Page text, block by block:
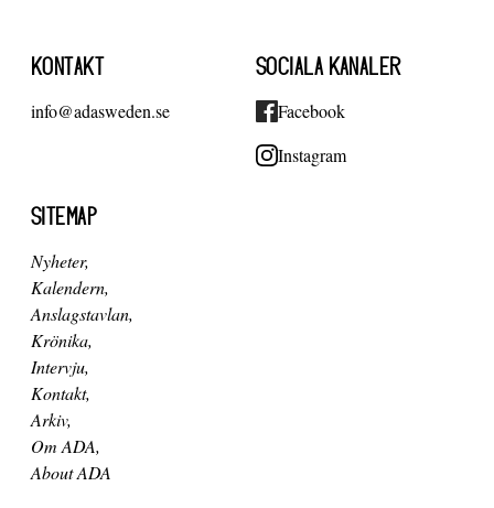
KONTAKT
info@adasweden.se
SOCIALA KANALER
Facebook
Instagram
SITEMAP
Nyheter
Kalendern
Anslagstavlan
Krönika
Intervju
Kontakt
Arkiv
Om ADA
About ADA